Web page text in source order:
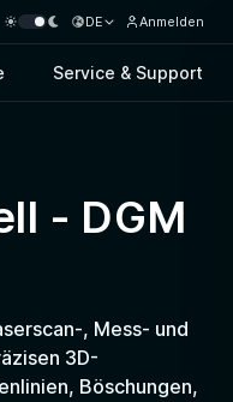
DE Anmelden
Service & Support
- DGM
, Mess- und
3D-
Böschungen,